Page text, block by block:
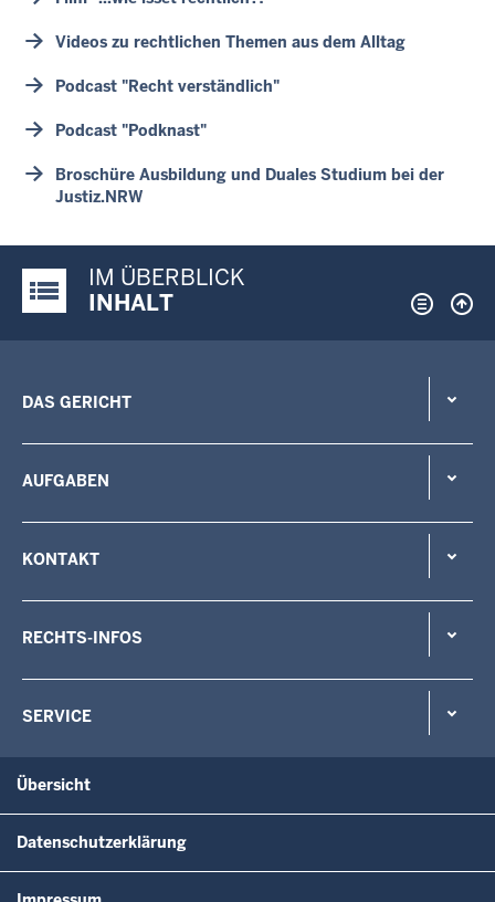
Videos zu rechtlichen Themen aus dem Alltag
Podcast "Recht verständlich"
Podcast "Podknast"
Broschüre Ausbildung und Duales Studium bei der
Justiz.NRW
Justiz-Portal im Überblick:
IM ÜBERBLICK
INHALT
DAS GERICHT
AUFGABEN
KONTAKT
RECHTS-INFOS
SERVICE
Übersicht
Datenschutzerklärung